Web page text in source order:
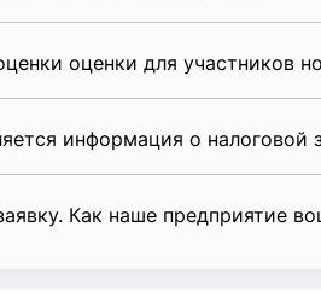
оценки для участников
информация о налоговой
Как наше предприятие